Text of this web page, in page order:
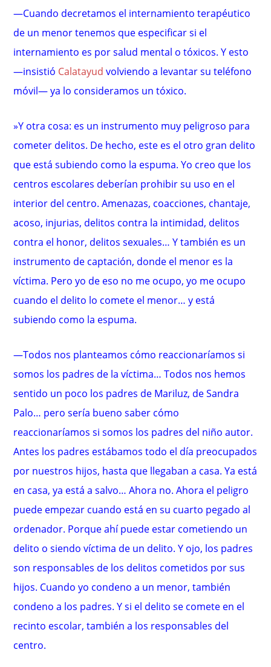
—Cuando decretamos el internamiento terapéutico
de un menor tenemos que especificar si el
internamiento es por salud mental o tóxicos. Y esto
—insistió Calatayud volviendo a levantar su teléfono
móvil— ya lo consideramos un tóxico.
»Y otra cosa: es un instrumento muy peligroso para
cometer delitos. De hecho, este es el otro gran delito
que está subiendo como la espuma. Yo creo que los
centros escolares deberían prohibir su uso en el
interior del centro. Amenazas, coacciones, chantaje,
acoso, injurias, delitos contra la intimidad, delitos
contra el honor, delitos sexuales… Y también es un
instrumento de captación, donde el menor es la
víctima. Pero yo de eso no me ocupo, yo me ocupo
cuando el delito lo comete el menor… y está
subiendo como la espuma.
—Todos nos planteamos cómo reaccionaríamos si
somos los padres de la víctima… Todos nos hemos
sentido un poco los padres de Mariluz, de Sandra
Palo… pero sería bueno saber cómo
reaccionaríamos si somos los padres del niño autor.
Antes los padres estábamos todo el día preocupados
por nuestros hijos, hasta que llegaban a casa. Ya está
en casa, ya está a salvo… Ahora no. Ahora el peligro
puede empezar cuando está en su cuarto pegado al
ordenador. Porque ahí puede estar cometiendo un
delito o siendo víctima de un delito. Y ojo, los padres
son responsables de los delitos cometidos por sus
hijos. Cuando yo condeno a un menor, también
condeno a los padres. Y si el delito se comete en el
recinto escolar, también a los responsables del
centro.